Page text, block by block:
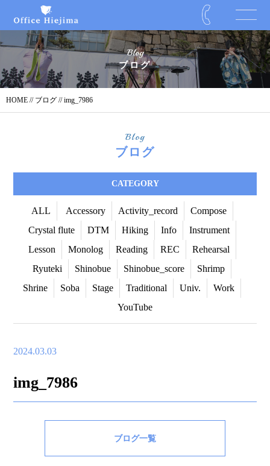
Blog
ブログ
HOME // ブログ // img_7986
Blog
ブログ
CATEGORY
ALL Accessory Activity_record
Compose
Crystal flute
DTM Hiking Info
Instrument
Lesson
Monolog Reading REC
Rehearsal
Ryuteki
Shinobue Shinobue_score
Shrimp
Shrine
Soba Stage Traditional Univ.
Work
YouTube
2024.03.03
img_7986
ブログ一覧